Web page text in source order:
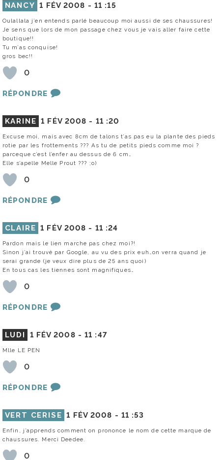
NANCY 1 FÉV 2008 - 11 :15
Oulallala j’en entends parlé beaucoup moi aussi de ses chaussures!
Je sens que lors de mon passage chez vous je vais aller faire cette
boutique!!
Tu m’as conquise!
gros bec!!
0
RÉPONDRE
KARINE 1 FÉV 2008 - 11 :20
Excuse moi, mais avec 8cm de talons t’as pas eu la plante des pieds
rotie par les frottements ??? As tu de petits pieds comme moi ?
parceque c’est l’enfer au dessus de 6 cm…
Elle s’apelle Melle Prout ??? ;o)
0
RÉPONDRE
CLAIRE 1 FÉV 2008 - 11 :24
Pardon mais le lien marche pas chez moi?!
Sinon j’ai trouvé par Google, au vu des prix euh…on verra quand je
serai grande (je veux dire plus de 25 ans quoi)
En tous cas les tiennes sont magnifiques…
0
RÉPONDRE
LUDI 1 FÉV 2008 -11 :47
Mlle LE PEN
0
RÉPONDRE
VERT CERISE 1 FÉV 2008 - 11 :53
Enfin, j’apprends comment on prononce le nom de cette marque de
chaussures. Merci Deedee.
0